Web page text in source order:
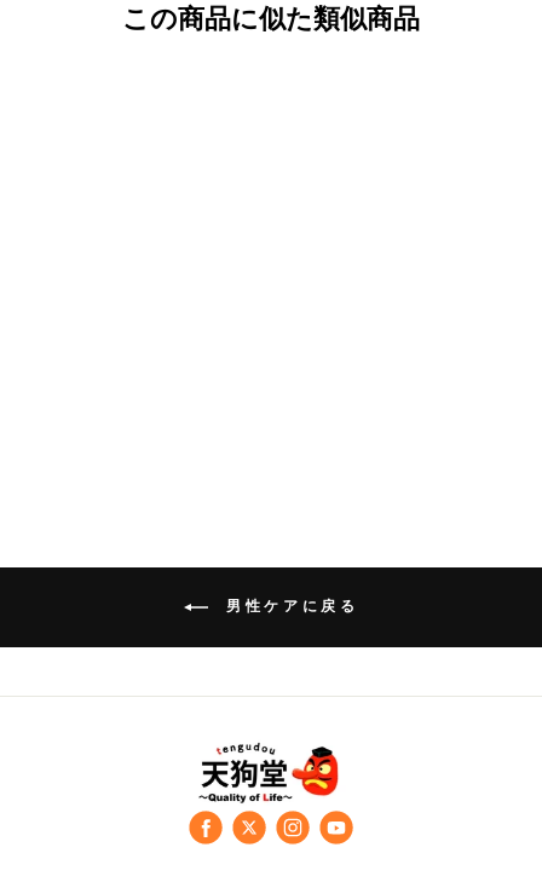
この商品に似た類似商品
男性ケアに戻る